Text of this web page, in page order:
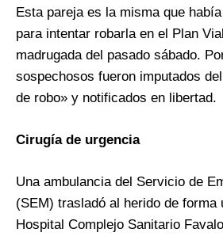
Esta pareja es la misma que
para intentar robarla en el Plan
madrugada del pasado sábado.
sospechosos fueron imputados
de robo» y notificados en libertad.
Cirugía de urgencia
Una ambulancia del Servicio de
(SEM) trasladó al herido de forma
Hospital Complejo Sanitario